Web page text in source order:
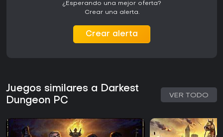
¿Esperando una mejor oferta?
Crear una alerta.
Crear alerta
Juegos similares a Darkest
Dungeon PC
VER TODO